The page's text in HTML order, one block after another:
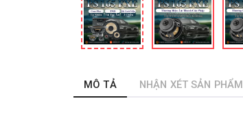
MÔ TẢ NHẬN XÉT SẢN PHẨM